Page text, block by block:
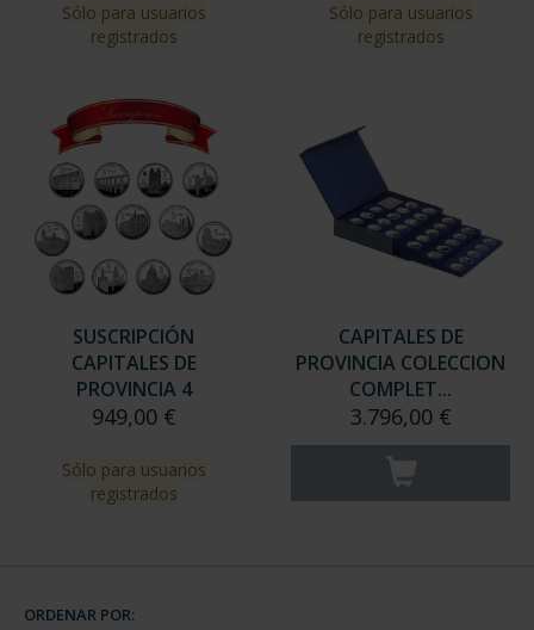
Sólo para usuarios
registrados
Sólo para usuarios
registrados
SUSCRIPCIÓN
CAPITALES DE
PROVINCIA 4
949,00 €
Sólo para usuarios
registrados
CAPITALES DE
PROVINCIA COLECCION
COMPLET...
3.796,00 €
ORDENAR POR: